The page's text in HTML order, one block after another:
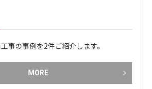
事の事例を2件ご紹介します。
MORE